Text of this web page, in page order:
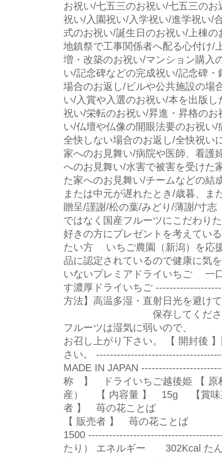
お祝い/七五三のお祝い/七五三の
祝い/入園祝い/入学祝い/進学祝い/
式のお祝い/誕生日のお祝い/上棟
地鎮祭で工事関係者へ配る心付け/
増・改築のお祝い/マンション購入
い/記念碑などの完成祝い/記念碑
場合のお返し/ビルや公共施設の場
い/入賞や入選のお祝い/本を出版
祝い/栄転のお祝い/昇進・昇格の
い/仏壇や仏像の開眼法要のお祝い
全快しない場合のお返し/全快祝い
家へのお見舞い/病院や医師、看護
へのお見舞い/水害で被害を受けた
た家へのお見舞い/チームなどの結
または中元が遅れたとき/歳暮、ま
贈呈/謹謝/松の葉/みどり/薄謝/寸
ではなく国産フルーツにこだわ
好きの方にプレゼントを考えて
たい方 いちご農園（新潟）を応
品に認定されているので健康に
いないプレミアドライいちご 一
す濃厚ドライいちご
方法】高温多湿・直射日光を避け
保存してくだ
フルーツは湿気に弱い
お召し上がり下さい。 【 開封後
さい。
MADE IN JAPAN
称 】 ドライいちご越後姫 【 原
産） 【 内容量 】 15g 【賞味
者 】 苺の花ことば 新潟
【 販売者 】 苺の花こと
1500
たり） エネルギー 302Kcal